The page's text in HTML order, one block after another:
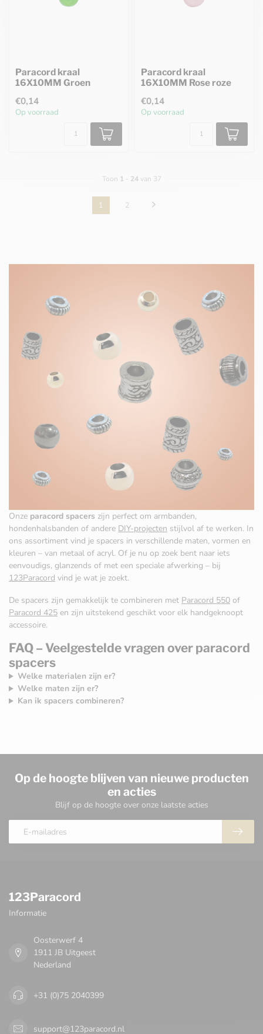
Paracord kraal
16X10MM Groen
€0,14
Op voorraad
Paracord kraal
16X10MM Rose roze
€0,14
Op voorraad
Toon 1 24van 37
1 2
Onze paracord spacers zijn perfect om armbanden,
hondenhalsbanden of andere DIY-projecten stijlvol af te werken. In
ons assortiment vind je spacers in verschillende maten, vormen en
kleuren – van metaal of acryl. Of je nu op zoek bent naar iets
eenvoudigs, glanzends of met een speciale afwerking – bij
123Paracord vind je wat je zoekt.
De spacers zijn gemakkelijk te combineren met Paracord 550 of
Paracord 425 en zijn uitstekend geschikt voor elk handgeknoopt
accessoire.
FAQ – Veelgestelde vragen over paracord
spacers
Welke materialen zijn er?
Welke maten zijn er?
Kan ik spacers combineren?
Op de hoogte blijven van nieuwe producten
en acties
Blijf op de hoogte over onze laatste acties
123Paracord
Informatie
Oosterwerf 4
1911 JB Uitgeest
Nederland
+31 (0)75 2040399
support@123paracord.nl